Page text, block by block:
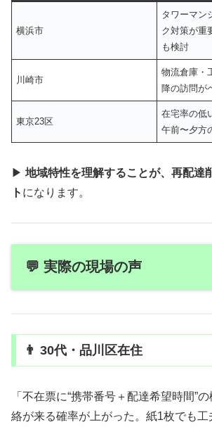
横浜市
タワーマン
ク対策が重
も検討
川崎市
物流倉庫・
降の訪問が
東京23区
在宅率の低
午前〜夕方
▶ 地域特性を理解することが、再配達
ト になります。
💬 実際の現場の声
👨 30代・品川区在住
「不在票に“携帯番号＋配達希望時間”
絡が来る確率が上がった。紙1枚でも工